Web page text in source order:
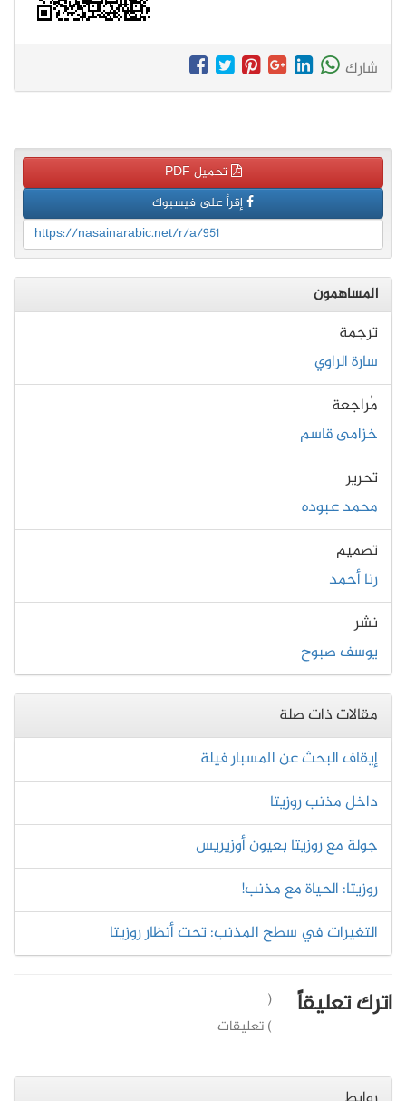
شارك
تحميل PDF
إقرأ على فيسبوك
https://nasainarabic.net/r/a/951
المساهمون
ترجمة
سارة الراوي
مُراجعة
خزامى قاسم
تحرير
محمد عبوده
تصميم
رنا أحمد
نشر
يوسف صبوح
مقالات ذات صلة
إيقاف البحث عن المسبار فيلة
داخل مذنب روزيتا
جولة مع روزيتا بعيون أوزيريس
روزيتا: الحياة مع مذنب!
التغيرات في سطح المذنب: تحت أنظار روزيتا
اترك تعليقاً
(
) تعليقات